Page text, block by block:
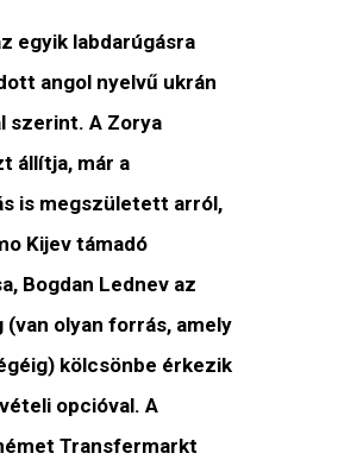
egyik labdarúgásra
angol nyelvű ukrán
szerint. A Zorya
állítja, már a
is megszületett arról,
Kijev támadó
Bogdan Lednev az
(van olyan forrás, amely
kölcsönbe érkezik
opcióval. A
Transfermarkt